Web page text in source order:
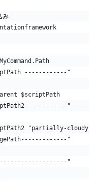
み
------------"
$scriptPath
"
"partially-
"
"